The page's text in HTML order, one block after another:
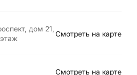
дом 21,
Смотреть на карте
Смотреть на карте